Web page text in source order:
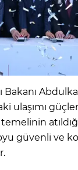
Bakanı
ulaşımı
güvenli ve